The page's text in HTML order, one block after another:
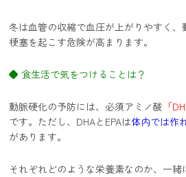
冬は血管の収縮で血圧が上がりやすく
梗塞を起こす危険が高まります。
◆ 食生活で気をつけることは？
動脈硬化の予防には、必須アミノ酸 「
です。ただし、DHAとEPAは体内では作
があります。
それぞれどのような栄養素なのか、一緒